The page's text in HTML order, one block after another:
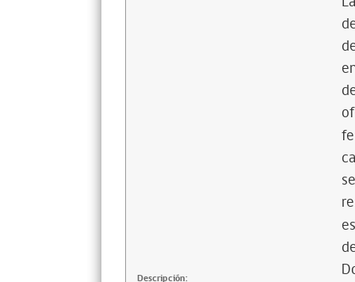
Descripción: